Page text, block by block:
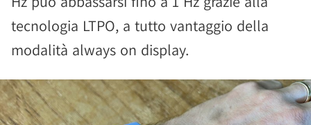
tecnologia LTPO, a tutto vantaggio della
modalità always on display.